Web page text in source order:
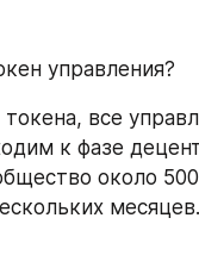
управления?
токена, все
к фазе
около
месяцев.